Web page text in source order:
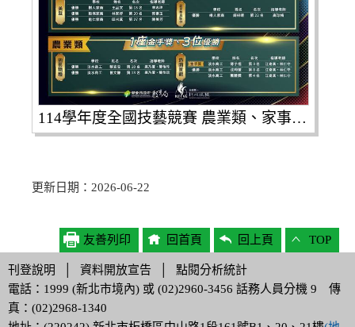
114學年度全國技藝競賽 農業類、家事類 表現超亮眼
更新日期：2026-06-22
友善列印 回首頁 回上頁 TOP
刊登說明 資料開放宣告
點閱分析統計
電話：1999 (新北市境內) 或 (02)2960-3456 話務人員分機 9 傳
真：(02)2968-1340